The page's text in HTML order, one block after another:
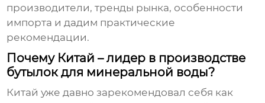
производители, тренды рынка, особенности
импорта и дадим практические
рекомендации.
Почему Китай – лидер в производстве
бутылок для минеральной воды?
Китай уже давно зарекомендовал себя как